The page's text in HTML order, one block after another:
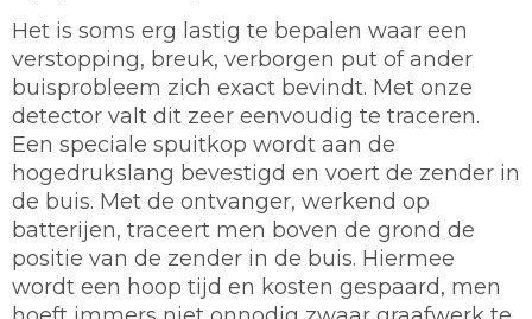
Het is soms erg lastig te bepalen waar een
verstopping, breuk, verborgen put of ander
buisprobleem zich exact bevindt. Met onze
detector valt dit zeer eenvoudig te traceren.
Een speciale spuitkop wordt aan de
hogedrukslang bevestigd en voert de zender in
de buis. Met de ontvanger, werkend op
batterijen, traceert men boven de grond de
positie van de zender in de buis. Hiermee
wordt een hoop tijd en kosten gespaard, men